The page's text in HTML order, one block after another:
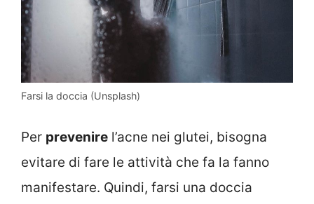
Farsi la doccia (Unsplash)
Per prevenire l’acne nei glutei, bisogna
evitare di fare le attività che fa la fanno
manifestare. Quindi, farsi una doccia